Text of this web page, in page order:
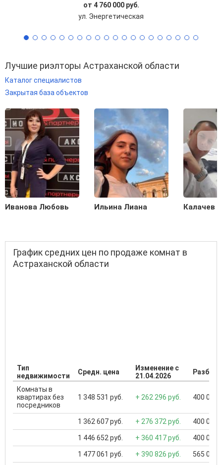
от 4 760 000 руб.
ул. Энергетическая
Лучшие риэлторы Астраханской области
Каталог специалистов
Закрытая база объектов
Иванова Любовь Ильина Лиана Калачев
График средних цен по продаже комнат в
Астраханской области
Тип
недвижимости
Средн. цена
Изменение с
21.04.2026
Комнаты в
квартирах без
посредников
1 348 531 руб. + 262 296 руб. 400 000
1 362 607 руб. + 276 372 руб. 400 000
1 446 652 руб. + 360 417 руб. 400 000
1 477 061 руб. + 390 826 руб. 565 000